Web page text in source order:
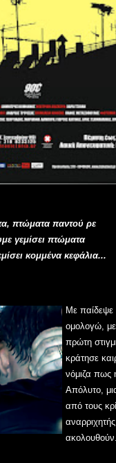
πτώματα παντού ρε
γεμίσει πτώματα
κομμένα κεφάλια...
Με παίδεψε
ομολογώ,
πρώτη
κράτησε
νόμιζα πως
Απόλυτο,
από τους